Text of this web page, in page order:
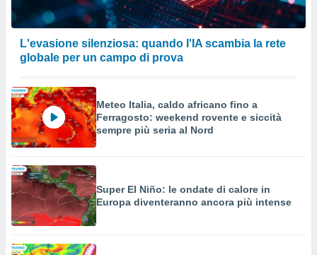
L'evasione silenziosa: quando l'IA scambia la rete
globale per un campo di prova
Meteo Italia, caldo africano fino a
Ferragosto: weekend rovente e siccità
sempre più seria al Nord
Super El Niño: le ondate di calore in
Europa diventeranno ancora più intense